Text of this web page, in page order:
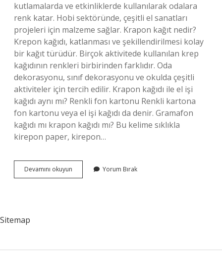
kutlamalarda ve etkinliklerde kullanılarak odalara
renk katar. Hobi sektöründe, çeşitli el sanatları
projeleri için malzeme sağlar. Krapon kağıt nedir?
Krepon kağıdı, katlanması ve şekillendirilmesi kolay
bir kağıt türüdür. Birçok aktivitede kullanılan krep
kağıdının renkleri birbirinden farklıdır. Oda
dekorasyonu, sınıf dekorasyonu ve okulda çeşitli
aktiviteler için tercih edilir. Krapon kağıdı ile el işi
kağıdı aynı mı? Renkli fon kartonu Renkli kartona
fon kartonu veya el işi kağıdı da denir. Gramafon
kağıdı mı krapon kağıdı mı? Bu kelime sıklıkla
kirepon paper, kirepon…
Devamını okuyun
Kağıdı
Yorum Bırak
Sitemap